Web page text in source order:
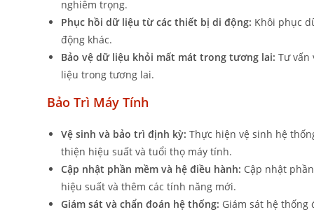
nghiêm trọng.
Phục hồi dữ liệu từ các thiết bị di động: Khôi phục
động khác.
Bảo vệ dữ liệu khỏi mất mát trong tương lai: Tư vấn
liệu trong tương lai.
Bảo Trì Máy Tính
Vệ sinh và bảo trì định kỳ: Thực hiện vệ sinh hệ
thiện hiệu suất và tuổi thọ máy tính.
Cập nhật phần mềm và hệ điều hành: Cập nhật
hiệu suất và thêm các tính năng mới.
Giám sát và chẩn đoán hệ thống: Giám sát hệ thống